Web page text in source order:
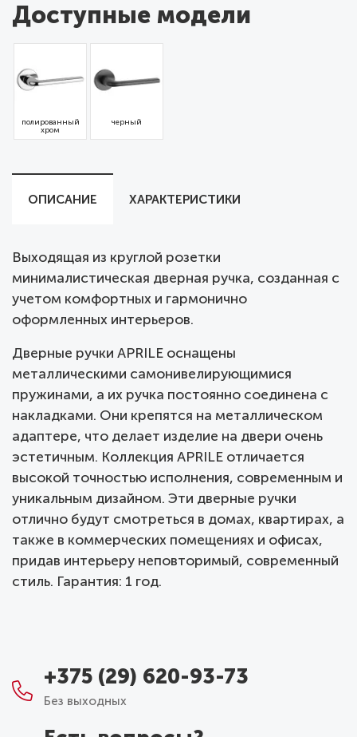
Доступные модели
полированный
хром
черный
ОПИСАНИЕ ХАРАКТЕРИСТИКИ
Выходящая из круглой розетки
минималистическая дверная ручка, созданная с
учетом комфортных и гармонично
оформленных интерьеров.
Дверные ручки APRILE оснащены
металлическими самонивелирующимися
пружинами, а их ручка постоянно соединена с
накладками. Они крепятся на металлическом
адаптере, что делает изделие на двери очень
эстетичным. Коллекция APRILE отличается
высокой точностью исполнения, современным и
уникальным дизайном. Эти дверные ручки
отлично будут смотреться в домах, квартирах, а
также в коммерческих помещениях и офисах,
придав интерьеру неповторимый, современный
стиль. Гарантия: 1 год.
+375 (29) 620-93-73
Без выходных